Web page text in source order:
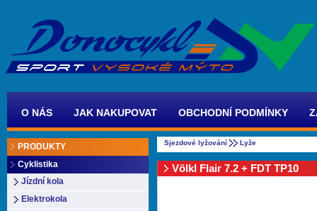
O NÁS JAK NAKUPOVAT OBCHODNÍ PODMÍNKY
PRODUKTY
Cyklistika
Jízdní kola
Elektrokola
Sjezdové lyžování Lyže
Völkl Flair 7.2 + FDT TP10